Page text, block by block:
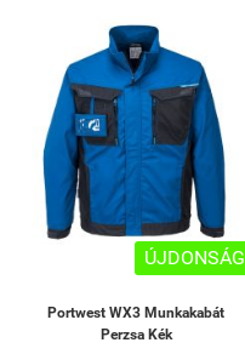
ÚJDONSÁG
Portwest WX3 Munkakabát
Perzsa Kék